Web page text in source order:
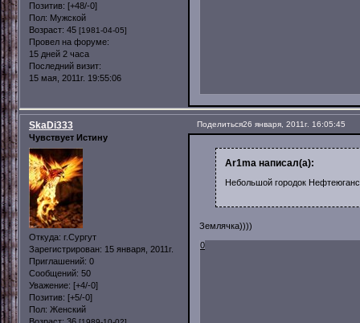
Позитив: [+48/-0]
Пол: Мужской
Возраст: 45 [1981-04-05]
Провел на форуме:
15 дней 2 часа
Последний визит:
15 мая, 2011г. 19:55:06
Поделиться26 января, 2011г. 16:05:45
SkaDi333
Чувствует Истину
Откуда: г.Сургут
Зарегистрирован: 15 января, 2011г.
Приглашений: 0
Сообщений: 50
Уважение: [+4/-0]
Позитив: [+5/-0]
Пол: Женский
Ar1ma написал(а):
Небольшой городок
Землячка))))
0